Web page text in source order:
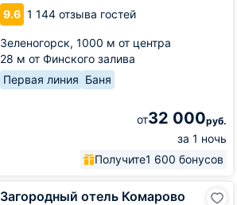
9.6 1 144 отзыва гостей
Зеленогорск, 1000 м от центра
28 м от Финского залива
Первая линия Баня
от32 000руб.
за 1 ночь
Получите1 600 бонусов
Загородный отель Комарово